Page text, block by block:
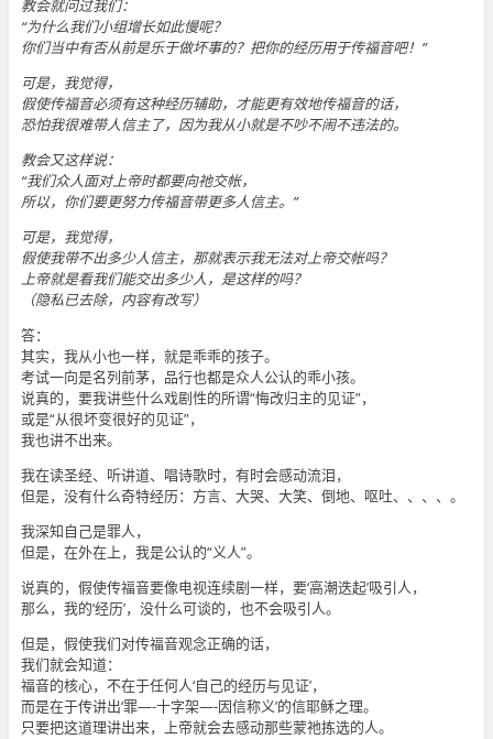
教会就问过我们：
“为什么我们小组增长如此慢呢？
你们当中有否从前是乐于做坏事的？把你的经历用于传福音吧！”
可是，我觉得，
假使传福音必须有这种经历辅助，才能更有效地传福音的话，
恐怕我很难带人信主了，因为我从小就是不吵不闹不违法的。
教会又这样说：
“我们众人面对上帝时都要向祂交帐，
所以，你们要更努力传福音带更多人信主。”
可是，我觉得，
假使我带不出多少人信主，那就表示我无法对上帝交帐吗？
上帝就是看我们能交出多少人，是这样的吗？
（隐私已去除，内容有改写）
答：
其实，我从小也一样，就是乖乖的孩子。
考试一向是名列前茅，品行也都是众人公认的乖小孩。
说真的，要我讲些什么戏剧性的所谓“悔改归主的见证”，
或是“从很坏变很好的见证”，
我也讲不出来。
我在读圣经、听讲道、唱诗歌时，有时会感动流泪，
但是，没有什么奇特经历：方言、大哭、大笑、倒地、呕吐、、、、。
我深知自己是罪人，
但是，在外在上，我是公认的“义人”。
说真的，假使传福音要像电视连续剧一样，要‘高潮迭起’吸引人，
那么，我的‘经历’，没什么可谈的，也不会吸引人。
但是，假使我们对传福音观念正确的话，
我们就会知道：
福音的核心，不在于任何人‘自己的经历与见证’，
而是在于传讲出‘罪—-十字架—-因信称义’的信耶稣之理。
只要把这道理讲出来，上帝就会去感动那些蒙祂拣选的人。